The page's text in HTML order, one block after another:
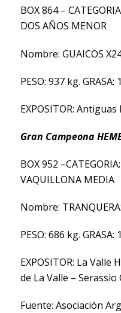
BOX 864 –
DOS AÑOS MENOR
Nombre: GUAICOS
PESO: 937 kg. GRASA:
EXPOSITOR:
Gran Campeona
BOX 952
VAQUILLONA MEDIA
Nombre:
PESO: 686 kg. GRASA:
EXPOSITOR: La
de La Valle – Serassio
Fuente: Asociación